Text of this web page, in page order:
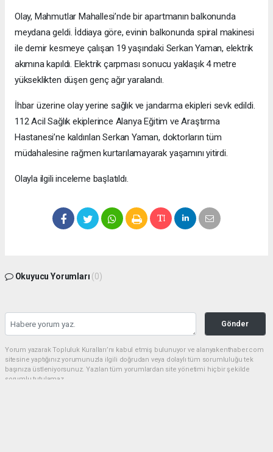
Olay, Mahmutlar Mahallesi’nde bir apartmanın balkonunda
meydana geldi. İddiaya göre, evinin balkonunda spiral makinesi
ile demir kesmeye çalışan 19 yaşındaki Serkan Yaman, elektrik
akımına kapıldı. Elektrik çarpması sonucu yaklaşık 4 metre
yükseklikten düşen genç ağır yaralandı.
İhbar üzerine olay yerine sağlık ve jandarma ekipleri sevk edildi.
112 Acil Sağlık ekiplerince Alanya Eğitim ve Araştırma
Hastanesi’ne kaldırılan Serkan Yaman, doktorların tüm
müdahalesine rağmen kurtarılamayarak yaşamını yitirdi.
Olayla ilgili inceleme başlatıldı.
Okuyucu Yorumları (0)
Gönder
Yorum yazarak Topluluk Kuralları’nı kabul etmiş bulunuyor ve alanyakenthaber.com
sitesine yaptığınız yorumunuzla ilgili doğrudan veya dolaylı tüm sorumluluğu tek
başınıza üstleniyorsunuz. Yazılan tüm yorumlardan site yönetimi hiçbir şekilde
sorumlu tutulamaz.